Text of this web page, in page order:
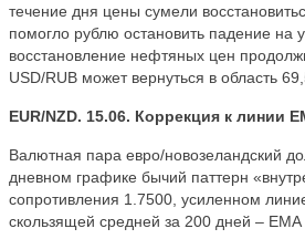
течение дня цены сумели
помогло рублю остановить падение на
восстановление нефтяных цен
USD/RUB может вернуться в область
EUR/NZD. 15.06. Коррекция к линии
Валютная пара евро/новозеландский
дневном графике бычий паттерн
сопротивления 1.7500, усиленном
скользящей средней за 200 дней – EMA